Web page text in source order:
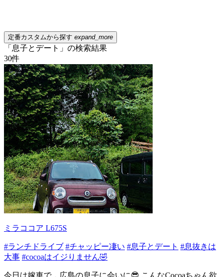
定番カスタムから探す expand_more
「息子とデート」の検索結果
30件
ミラココア L675S
#ランチドライブ #チャッピー凄い #息子とデート #息抜きは
大事 #cocoaはイジりません🤣
今日は嫁車で，広島の息子に会いに😎 こんなCocoaちゃん欲